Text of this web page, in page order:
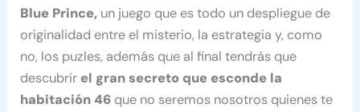
Blue Prince, un juego que es todo un despliegue de
originalidad entre el misterio, la estrategia y, como
no, los puzles, además que al final tendrás que
descubrir el gran secreto que esconde la
habitación 46 que no seremos nosotros quienes te